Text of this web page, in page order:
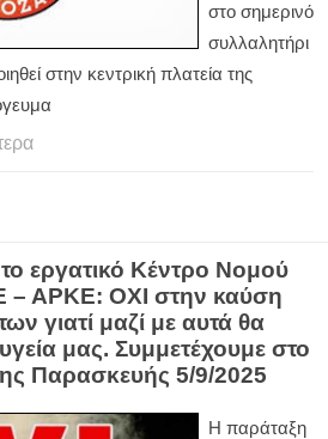
στο σημερινό
συλλαλητήρι
στην κεντρική πλατεία της
εργατικό Κέντρο Νομού
– ΑΡΚΕ: ΟΧΙ στην καύση
γιατί μαζί με αυτά θα
μας. Συμμετέχουμε στο
Παρασκευής 5/9/2025
Η παράταξη